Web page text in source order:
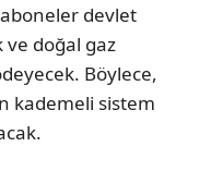
aboneler devlet
doğal gaz
Böylece,
kademeli sistem